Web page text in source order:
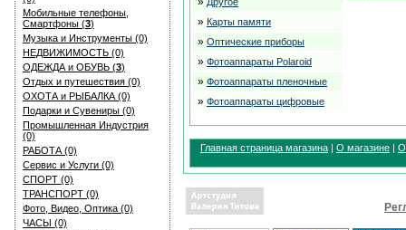
Мобильные телефоны,
Смартфоны (3)
Музыка и Инструменты (0)
НЕДВИЖИМОСТЬ (0)
ОДЕЖДА и ОБУВЬ (3)
Отдых и путешествия (0)
ОХОТА и РЫБАЛКА (0)
Подарки и Сувениры (0)
Промышленная Индустрия
(0)
РАБОТА (0)
Сервис и Услуги (0)
СПОРТ (0)
ТРАНСПОРТ (0)
Фото, Видео, Оптика (0)
ЧАСЫ (0)
» Карты памяти
» Оптические приборы
» Фотоаппараты Polaroid
» Фотоаппараты пленочные
» Фотоаппараты цифровые
Главная страница магазина | О магазине |